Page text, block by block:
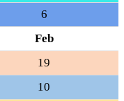
6
Feb
19
10